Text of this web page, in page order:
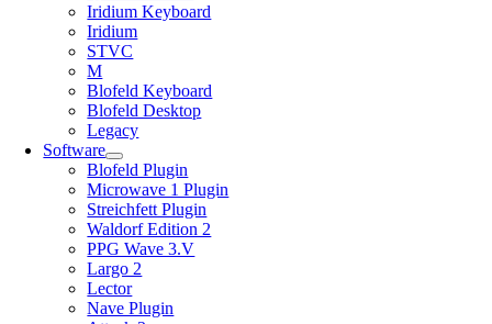
Iridium Keyboard
Iridium
STVC
M
Blofeld Keyboard
Blofeld Desktop
Legacy
Software
Blofeld Plugin
Microwave 1 Plugin
Streichfett Plugin
Waldorf Edition 2
PPG Wave 3.V
Largo 2
Lector
Nave Plugin